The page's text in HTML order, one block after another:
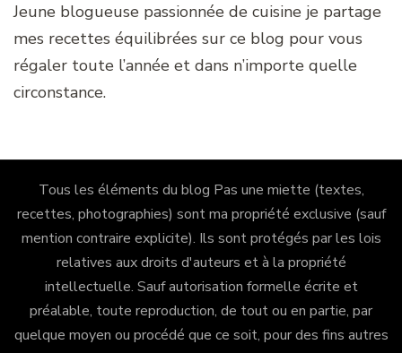
Jeune blogueuse passionnée de cuisine je partage
mes recettes équilibrées sur ce blog pour vous
régaler toute l’année et dans n’importe quelle
circonstance.
Tous les éléments du blog Pas une miette (textes,
recettes, photographies) sont ma propriété exclusive (sauf
mention contraire explicite). Ils sont protégés par les lois
relatives aux droits d'auteurs et à la propriété
intellectuelle. Sauf autorisation formelle écrite et
préalable, toute reproduction, de tout ou en partie, par
quelque moyen ou procédé que ce soit, pour des fins autres